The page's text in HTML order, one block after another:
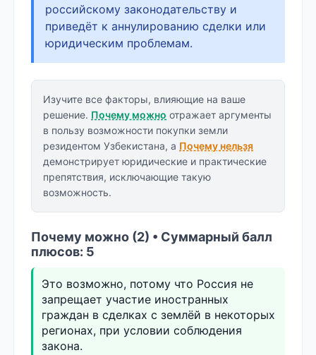
российскому законодательству и
приведёт к аннулированию сделки или
юридическим проблемам.
Изучите все факторы, влияющие на ваше
решение. Почему можно отражает аргументы
в пользу возможности покупки земли
резидентом Узбекистана, а Почему нельзя
демонстрирует юридические и практические
препятствия, исключающие такую
возможность.
Почему можно (2) • Суммарный балл
плюсов: 5
Это возможно, потому что Россия не
запрещает участие иностранных
граждан в сделках с землёй в некоторых
регионах, при условии соблюдения
закона.